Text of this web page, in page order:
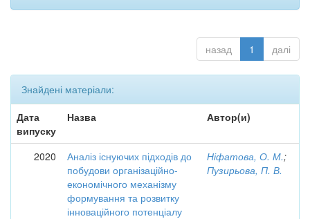
назад 1 далі
Знайдені матеріали:
Дата
випуску
Назва Автор(и)
2020
Аналіз існуючих підходів до
побудови організаційно-
економічного механізму
формування та розвитку
інноваційного потенціалу
Ніфатова, О. М.;
Пузирьова, П. В.